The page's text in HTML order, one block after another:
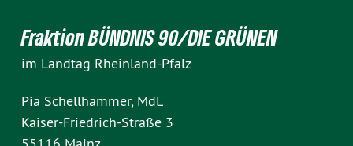
Fraktion BÜNDNIS 90/DIE GRÜNEN
im Landtag Rheinland-Pfalz
Pia Schellhammer, MdL
Kaiser-Friedrich-Straße 3